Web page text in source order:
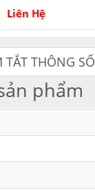
Liên Hệ
TẮT THÔNG SỐ
phẩm